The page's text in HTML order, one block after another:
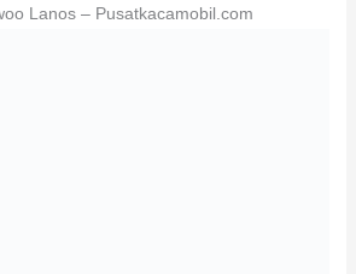
Lanos – Pusatkacamobil.com